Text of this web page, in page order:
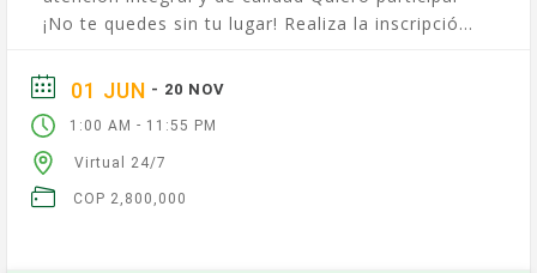
¡No te quedes sin tu lugar! Realiza la inscripción
01 JUN - 20 NOV
1:00 AM - 11:55 PM
Virtual 24/7
COP 2,800,000